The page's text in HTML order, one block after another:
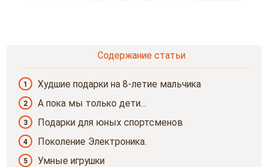
Содержание статьи
1 Худшие подарки на 8-летие мальчика
2 А пока мы только дети…
3 Подарки для юных спортсменов
4 Поколение Электроника.
5 Умные игрушки